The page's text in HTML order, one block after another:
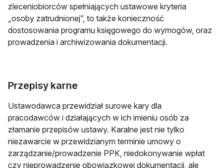
zleceniobiorców spełniających ustawowe kryteria
„osoby zatrudnionej”, to także konieczność
dostosowania programu księgowego do wymogów, oraz
prowadzenia i archiwizowania dokumentacji.
Przepisy karne
Ustawodawca przewidział surowe kary dla
pracodawców i działających w ich imieniu osób za
złamanie przepisów ustawy. Karalne jest nie tylko
niezawarcie w przewidzianym terminie umowy o
zarządzanie/prowadzenie PPK, niedokonywanie wpłat
czy nieprowadzenie obowiązkowej dokumentacji, ale